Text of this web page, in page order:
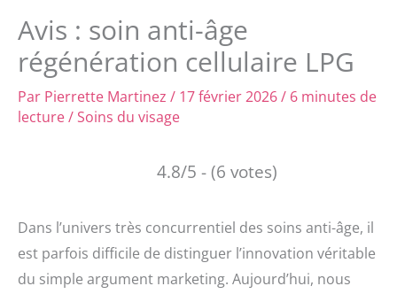
Avis : soin anti-âge
régénération cellulaire LPG
Par Pierrette Martinez / 17 février 2026/ 6 minutes de
lecture/Soins du visage
4.8/5 - (6 votes)
Dans l’univers très concurrentiel des soins anti-âge, il
est parfois difficile de distinguer l’innovation véritable
du simple argument marketing. Aujourd’hui, nous